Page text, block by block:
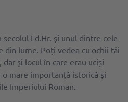
I d.Hr. şi unul dintre cele
din lume. Poți vedea cu ochii tăi
şi locul în care erau uciși
mare importanță istorică şi
Imperiului Roman.